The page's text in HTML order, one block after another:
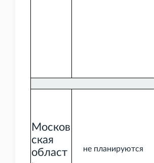
Москов
ская
област
не планируются